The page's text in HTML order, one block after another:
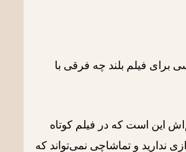
برای فیلم بلند چه فرقی با
این است که در فیلم کوتاه
و تماشاچی نمی‌تواند که